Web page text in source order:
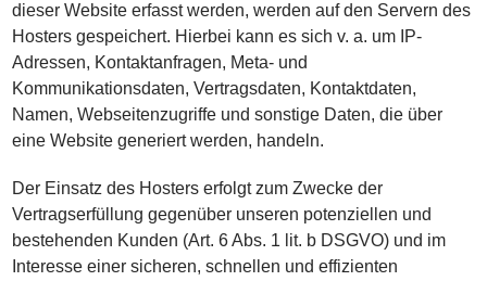
dieser Website erfasst werden, werden auf den Servern des
Hosters gespeichert. Hierbei kann es sich v. a. um IP-
Adressen, Kontaktanfragen, Meta- und
Kommunikationsdaten, Vertragsdaten, Kontaktdaten,
Namen, Webseitenzugriffe und sonstige Daten, die über
eine Website generiert werden, handeln.
Der Einsatz des Hosters erfolgt zum Zwecke der
Vertragserfüllung gegenüber unseren potenziellen und
bestehenden Kunden (Art. 6 Abs. 1 lit. b DSGVO) und im
Interesse einer sicheren, schnellen und effizienten